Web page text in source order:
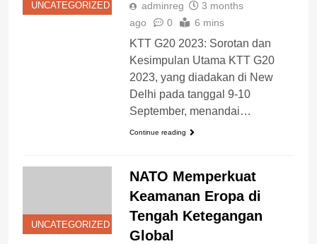
UNCATEGORIZED adminreg
3 months
ago
0 6 mins
KTT G20 2023: Sorotan dan
Kesimpulan Utama KTT G20
2023, yang diadakan di New
Delhi pada tanggal 9-10
September, menandai…
Continue reading
UNCATEGORIZED
NATO Memperkuat
Keamanan Eropa di
Tengah Ketegangan
Global